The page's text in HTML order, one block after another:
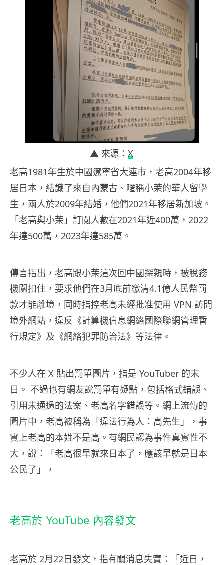
▲ 來源： X
老高1981年生於中國遼寧省大連市，老高2004年移
居日本，結識了來自內蒙古、暱稱小茉的華人留學
生，兩人於2009年結婚， 他們2021年移居新加坡。
「老高與小茉」訂閱人數在2021年近400萬，2022
年達500萬，2023年達585萬。
傳言指出，老高跟小茉這次回中國探親時，被稅務
機關扣住，要求他們在3月底前繳清4.1億人民幣罰
款才能離境，同時指控老高未經批准使用 VPN 訪問
境外網站，違反《計算機信息網絡國際聯網管理暫
行規定》及《網絡犯罪防治法》等法律。
不少人在 X 貼出罰單圖片，指是 YouTuber 的末
日。 不過也有網友說罰單有疑點，包括格式錯誤、
引用未通過的法案、老高名字錯誤等。網上流傳的
圖片中，老高被稱為「違法行為人：高先生」，事
實上老高的本姓不是高。有網民認為事件真實性不
大，說：「老高很早就來日本了，應該早就是日本
公民了」，
老高於 YouTube 內容發文
老高於 2月22日發文，指有關消息失實：「近日，